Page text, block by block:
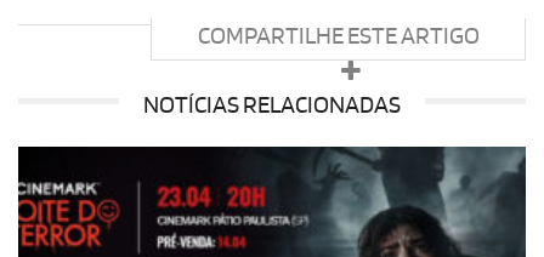
COMPARTILHE ESTE ARTIGO
NOTÍCIAS RELACIONADAS